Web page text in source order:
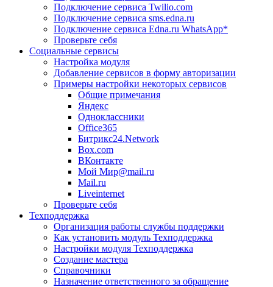
Подключение сервиса Twilio.com
Подключение сервиса sms.edna.ru
Подключение сервиса Edna.ru WhatsApp*
Проверьте себя
Социальные сервисы
Настройка модуля
Добавление сервисов в форму авторизации
Примеры настройки некоторых сервисов
Общие примечания
Яндекс
Одноклассники
Office365
Битрикс24.Network
Box.com
ВКонтакте
Мой Мир@mail.ru
Mail.ru
Liveinternet
Проверьте себя
Техподдержка
Организация работы службы поддержки
Как установить модуль Техподдержка
Настройки модуля Техподдержка
Создание мастера
Справочники
Назначение ответственного за обращение